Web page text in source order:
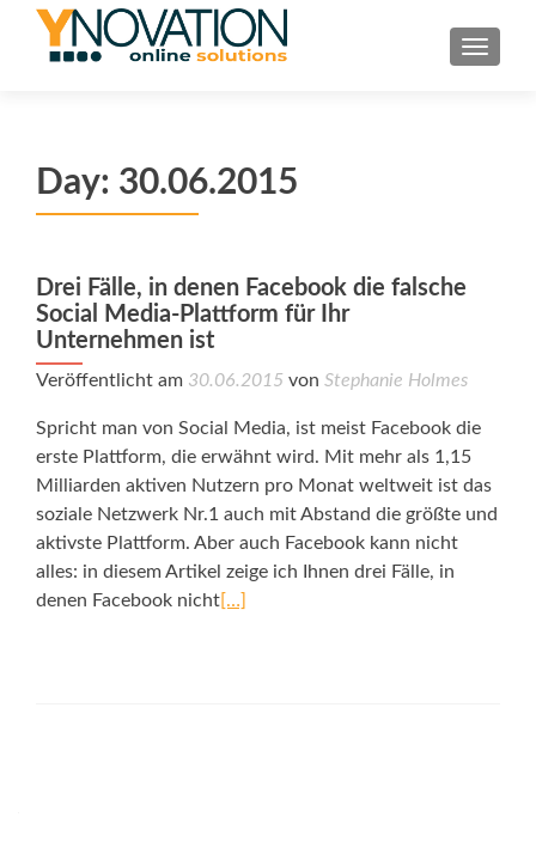
Day: 30.06.2015
Drei Fälle, in denen Facebook die falsche
Social Media-Plattform für Ihr
Unternehmen ist
Veröffentlicht am 30.06.2015 von Stephanie Holmes
Spricht man von Social Media, ist meist Facebook die
erste Plattform, die erwähnt wird. Mit mehr als 1,15
Milliarden aktiven Nutzern pro Monat weltweit ist das
soziale Netzwerk Nr.1 auch mit Abstand die größte und
aktivste Plattform. Aber auch Facebook kann nicht
alles: in diesem Artikel zeige ich Ihnen drei Fälle, in
denen Facebook nicht[…]